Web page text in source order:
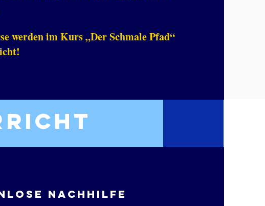
werden im Kurs „Der Schmale Pfad“
nachhilfe